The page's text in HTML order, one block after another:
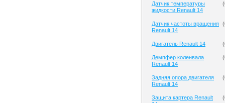
Датчик температуры
жидкости Renault 14
(
Датчик частоты вращения
Renault 14
(
Двигатель Renault 14 (
Демпфер коленвала
Renault 14
(
Задняя опора двигателя
Renault 14
(
Защита картера Renault
(